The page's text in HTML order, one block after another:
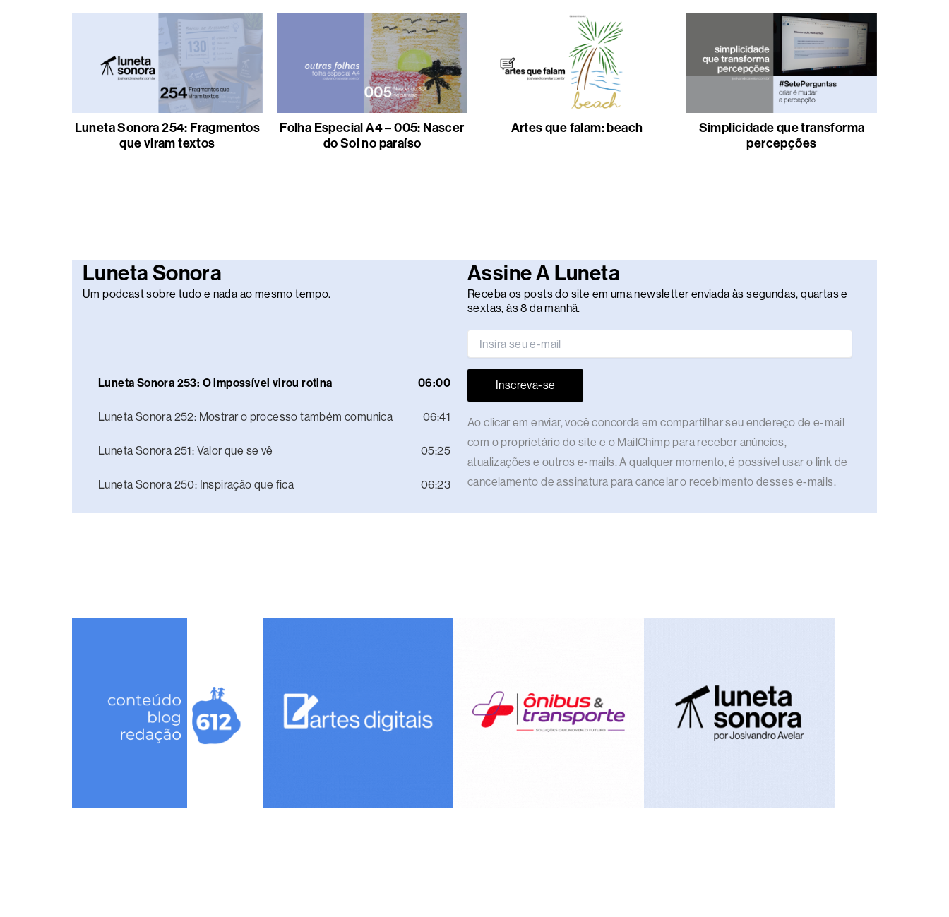
Luneta Sonora 254: Fragmentos
que viram textos
Folha Especial A4 – 005: Nascer
do Sol no paraíso
Artes que falam: beach
Simplicidade que transforma
percepções
Luneta Sonora
Um podcast sobre tudo e nada ao mesmo tempo.
Luneta Sonora 253: O impossível virou rotina 06:00
Luneta Sonora 252: Mostrar o processo também comunica 06:41
Luneta Sonora 251: Valor que se vê 05:25
Luneta Sonora 250: Inspiração que fica 06:23
Assine A Luneta
Receba os posts do site em uma newsletter enviada às segundas, quartas e
sextas, às 8 da manhã.
Inscreva-se
Ao clicar em enviar, você concorda em compartilhar seu endereço de e-mail
com o proprietário do site e o MailChimp para receber anúncios,
atualizações e outros e-mails. A qualquer momento, é possível usar o link de
cancelamento de assinatura para cancelar o recebimento desses e-mails.